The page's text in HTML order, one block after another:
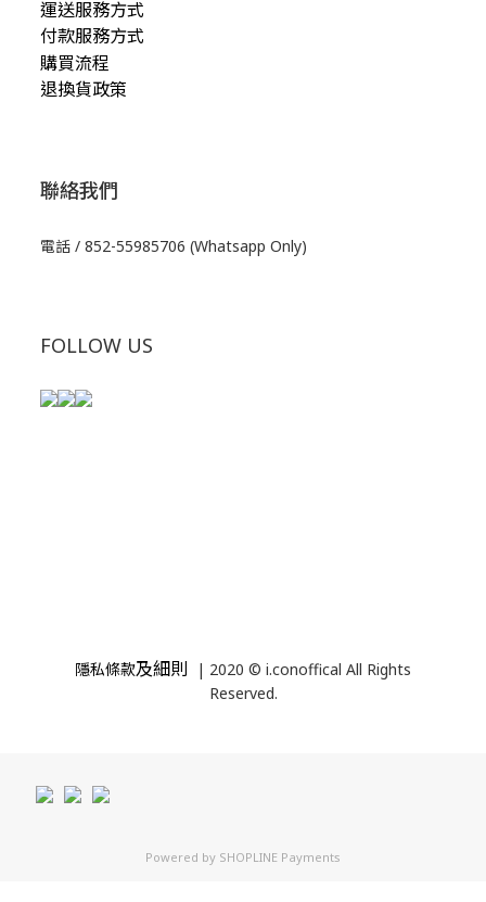
運送服務方式
付款服務方式
購買流程
退換貨政策
聯絡我們
電話 / 852-55985706 (Whatsapp Only)
FOLLOW US
隱私條款及細則
| 2020 © i.conoffical All Rights
Reserved.
Powered by SHOPLINE Payments